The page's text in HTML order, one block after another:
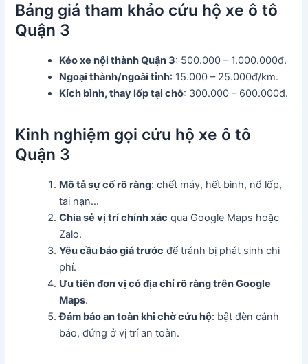
Bảng giá tham khảo cứu hộ xe ô tô
Quận 3
Kéo xe nội thành Quận 3: 500.000 – 1.000.000đ.
Ngoại thành/ngoài tỉnh: 15.000 – 25.000đ/km.
Kích bình, thay lốp tại chỗ: 300.000 – 600.000đ.
Kinh nghiệm gọi cứu hộ xe ô tô
Quận 3
Mô tả sự cố rõ ràng: chết máy, hết bình, nổ lốp,
tai nạn…
Chia sẻ vị trí chính xác qua Google Maps hoặc
Zalo.
Yêu cầu báo giá trước để tránh bị phát sinh chi
phí.
Ưu tiên đơn vị có địa chỉ rõ ràng trên Google
Maps.
Đảm bảo an toàn khi chờ cứu hộ: bật đèn cảnh
báo, đứng ở vị trí an toàn.